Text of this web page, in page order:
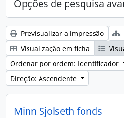
Opções de pesquisa
Previsualizar a impressão
Visualização em ficha
Ordenar por ordem: Identificador
Direção: Ascendente
Minn Sjolseth fonds